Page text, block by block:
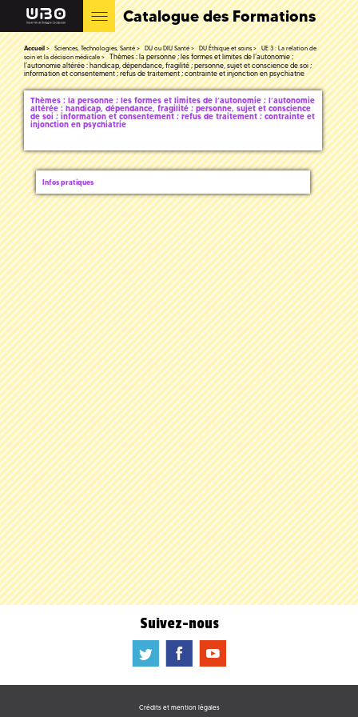
Catalogue des Formations
Accueil Sciences, Technologies, Santé DU ou DIU Santé DU Éthique et soins
UE 3 : La relation de
soin et la décision médicale
Thèmes : la personne ; les formes et limites de l’autonomie ;
l’autonomie altérée : handicap, dépendance, fragilité ; personne, sujet et conscience de soi ;
information et consentement ; refus de traitement ; contrainte et injonction en psychiatrie
Thèmes : la personne ; les formes et limites de l’autonomie ; l’autonomie
altérée : handicap, dépendance, fragilité ; personne, sujet et conscience
de soi ; information et consentement ; refus de traitement ; contrainte et
injonction en psychiatrie
Infos pratiques
Suivez-nous
a b f
Crédits et mention légales